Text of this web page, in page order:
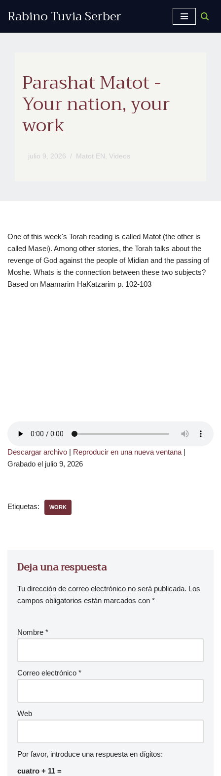
Rabino Tuvia Serber
Parashat Matot -
Your nation, your
work
julio 9, 2026 Matot EN , Videos
One of this week's Torah reading is called Matot (the other is
called Masei). Among other stories, the Torah talks about the
revenge of God against the people of Midian and the passing of
Moshe. Whats is the connection between these two subjects?
Based on Maamarim HaKatzarim p. 102-103
Descargar archivo | Reproducir en una nueva ventana |
Grabado el julio 9, 2026
Etiquetas: WORK
Deja una respuesta
Tu dirección de correo electrónico no será publicada. Los
campos obligatorios están marcados con *
Nombre *
Correo electrónico *
Web
Por favor, introduce una respuesta en dígitos:
cuatro + 11 =